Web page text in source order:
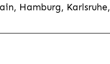
Hamburg, Karlsruhe,